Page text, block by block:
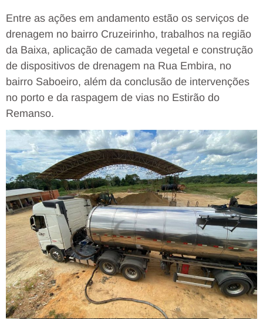
Entre as ações em andamento estão os serviços de
drenagem no bairro Cruzeirinho, trabalhos na região
da Baixa, aplicação de camada vegetal e construção
de dispositivos de drenagem na Rua Embira, no
bairro Saboeiro, além da conclusão de intervenções
no porto e da raspagem de vias no Estirão do
Remanso.